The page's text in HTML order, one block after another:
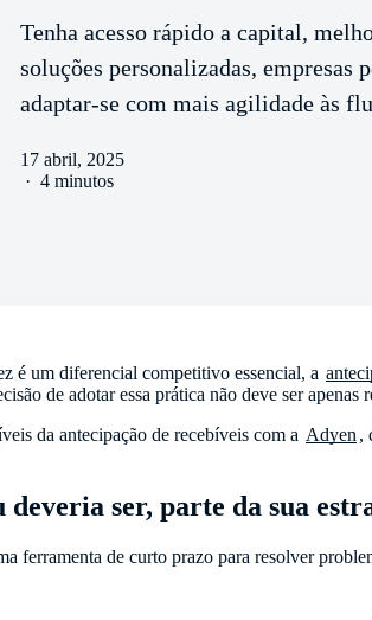
Tenha acesso rápido a capital,
soluções personalizadas,
adaptar-se com mais agilidade às
17 abril, 2025
·4 minutos
é um diferencial competitivo essencial, a
de adotar essa prática não deve ser
da antecipação de recebíveis com a Adyen,
deveria ser, parte da sua
ferramenta de curto prazo para resolver